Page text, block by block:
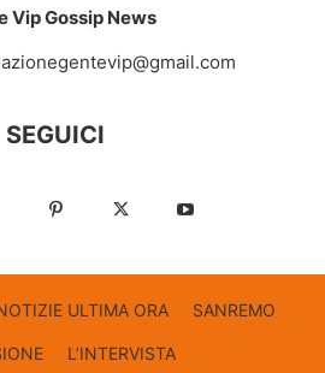
Vip Gossip News
SEGUICI
ULTIMA ORA SANREMO
L’INTERVISTA